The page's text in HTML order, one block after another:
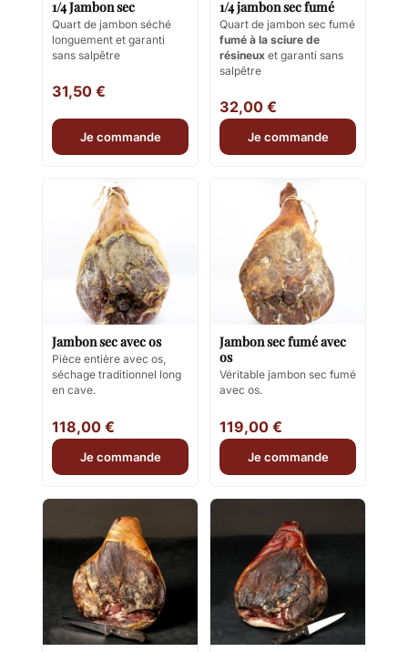
1/4 Jambon sec
Quart de jambon séché
longuement et garanti
sans salpêtre
31,50 €
Je commande
1/4 jambon sec fumé
Quart de jambon sec fumé
fumé à la sciure de
résineux et garanti sans
salpêtre
32,00 €
Je commande
Jambon sec avec os
Pièce entière avec os,
séchage traditionnel long
en cave.
118,00 €
Je commande
Jambon sec fumé avec
os
Véritable jambon sec fumé
avec os.
119,00 €
Je commande